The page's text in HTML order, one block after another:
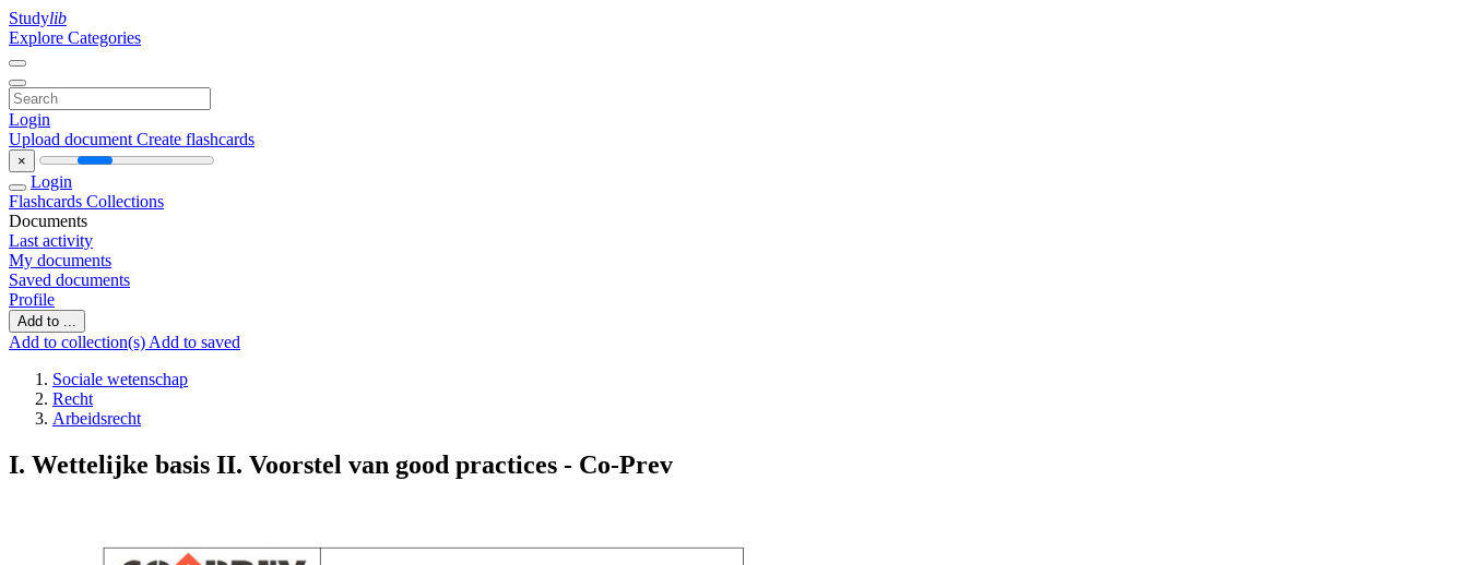
Studylib
Explore Categories
Login
Upload document Create flashcards
×
Login
Flashcards Collections
Documents
Last activity
My documents
Saved documents
Profile
Add to ...
Add to collection(s) Add to saved
Sociale wetenschap
Recht
Arbeidsrecht
I. Wettelijke basis II. Voorstel van good practices - Co-Prev